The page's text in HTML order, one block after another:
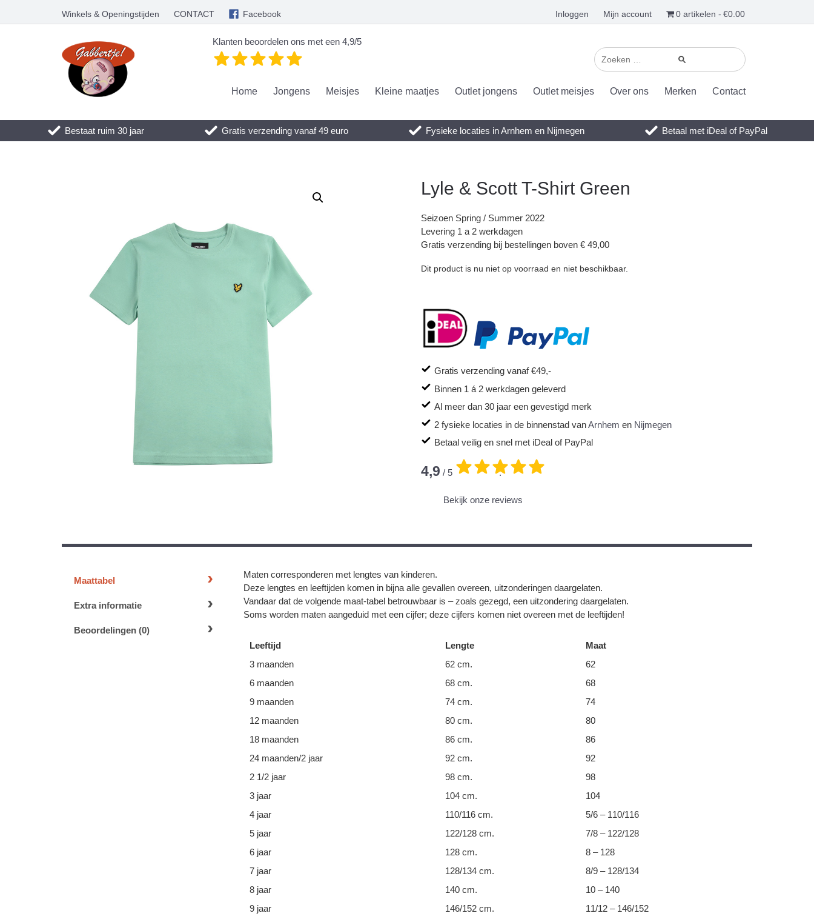
Winkels & Openingstijden CONTACT Facebook Inloggen Mijn account 0 artikelen €0.00
Klanten beoordelen ons met een 4,9/5
Home Jongens Meisjes Kleine maatjes Outlet jongens Outlet meisjes Over ons Merken Contact
Bestaat ruim 30 jaar Gratis verzending vanaf 49 euro Fysieke locaties in Arnhem en Nijmegen Betaal met iDeal of PayPal
Lyle & Scott T-Shirt Green
Seizoen Spring / Summer 2022
Levering 1 a 2 werkdagen
Gratis verzending bij bestellingen boven € 49,00
Dit product is nu niet op voorraad en niet beschikbaar.
Gratis verzending vanaf €49,-
Binnen 1 á 2 werkdagen geleverd
Al meer dan 30 jaar een gevestigd merk
2 fysieke locaties in de binnenstad vanArnhem en Nijmegen
Betaal veilig en snel met iDeal of PayPal
4,9 / 5 .
Bekijk onze reviews
Maattabel
Extra informatie
Beoordelingen (0)
Maten corresponderen met lengtes van kinderen.
Deze lengtes en leeftijden komen in bijna alle gevallen overeen, uitzonderingen daargelaten.
Vandaar dat de volgende maat-tabel betrouwbaar is – zoals gezegd, een uitzondering daargelaten.
Soms worden maten aangeduid met een cijfer; deze cijfers komen niet overeen met de leeftijden!
Leeftijd Lengte
Maat
3 maanden
62 cm.
62
6 maanden
68 cm.
68
9 maanden
74 cm.
74
12 maanden
80 cm.
80
18 maanden
86 cm.
86
24 maanden/2 jaar
92 cm.
92
2 1/2 jaar
98 cm.
98
3 jaar
104 cm.
104
4 jaar
110/116 cm.
5/6 – 110/116
5 jaar
122/128 cm.
7/8 – 122/128
6 jaar
128 cm.
8 – 128
7 jaar
128/134 cm.
8/9 – 128/134
8 jaar
140 cm.
10 – 140
9 jaar
146/152 cm.
11/12 – 146/152